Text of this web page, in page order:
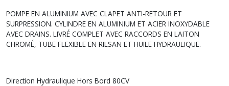
POMPE EN ALUMINIUM AVEC CLAPET ANTI-RETOUR ET
SURPRESSION. CYLINDRE EN ALUMINIUM ET ACIER INOXYDABLE
AVEC DRAINS. LIVRÉ COMPLET AVEC RACCORDS EN LAITON
CHROMÉ, TUBE FLEXIBLE EN RILSAN ET HUILE HYDRAULIQUE.
Direction Hydraulique Hors Bord 80CV